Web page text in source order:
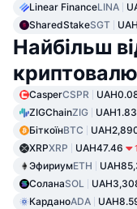
Linear FinanceLINA
SharedStakeSGT
Найбільш
CasperCSPR
ZIGChainZIG UAH1.83
БіткоїнBTC
XRPXRP UAH47.46
ЭфириумETH
СоланаSOL
КарданоADA